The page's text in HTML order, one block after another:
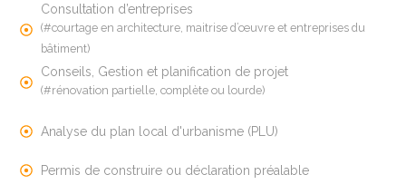
Consultation d’entreprises
(#courtage en architecture, maitrise d’œuvre et entreprises du
bâtiment)
Conseils, Gestion et planification de projet
(#rénovation partielle, complète ou lourde)
Analyse du plan local d'urbanisme (PLU)
Permis de construire ou déclaration préalable